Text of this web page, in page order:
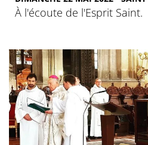
À l'écoute de l'Esprit Saint.